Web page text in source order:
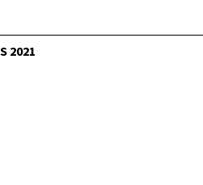
2021